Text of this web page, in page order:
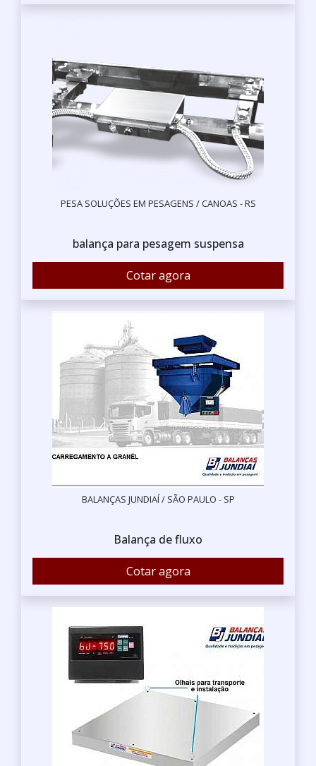
PESA SOLUÇÕES EM PESAGENS / CANOAS - RS
balança para pesagem suspensa
Cotar agora
BALANÇAS JUNDIAÍ / SÃO PAULO - SP
Balança de fluxo
Cotar agora